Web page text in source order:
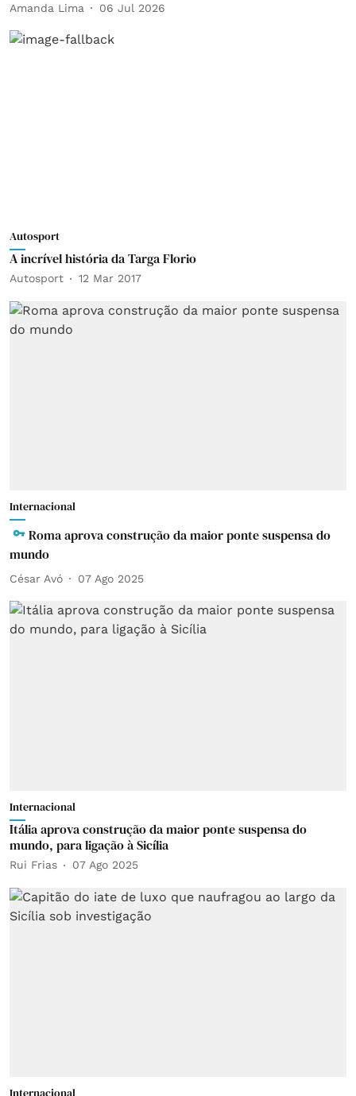
Amanda Lima 06 Jul 2026
Autosport
A incrível história da Targa Florio
Autosport 12 Mar 2017
Internacional
Roma aprova construção da maior ponte suspensa do
mundo
César Avó 07 Ago 2025
Internacional
Itália aprova construção da maior ponte suspensa do
mundo, para ligação à Sicília
Rui Frias 07 Ago 2025
Internacional